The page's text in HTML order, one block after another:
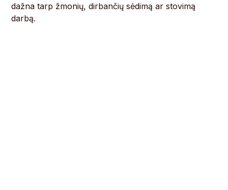
dažna tarp žmonių, dirbančių sėdimą ar stovimą
darbą.